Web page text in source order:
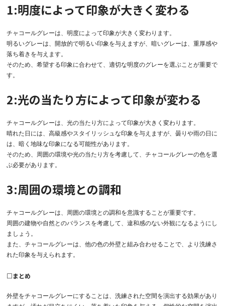
1:明度によって印象が大きく変わる
チャコールグレーは、明度によって印象が大きく変わります。
明るいグレーは、開放的で明るい印象を与えますが、暗いグレーは、重厚感や
落ち着きを与えます。
そのため、希望する印象に合わせて、適切な明度のグレーを選ぶことが重要で
す。
2:光の当たり方によって印象が変わる
チャコールグレーは、光の当たり方によって印象が大きく変わります。
晴れた日には、高級感やスタイリッシュな印象を与えますが、曇りや雨の日に
は、暗く地味な印象になる可能性があります。
そのため、周囲の環境や光の当たり方を考慮して、チャコールグレーの色を選
ぶ必要があります。
3:周囲の環境との調和
チャコールグレーは、周囲の環境との調和を意識することが重要です。
周囲の建物や自然とのバランスを考慮して、違和感のない外観になるようにし
ましょう。
また、チャコールグレーは、他の色の外壁と組み合わせることで、より洗練さ
れた印象を与えられます。
□まとめ
外壁をチャコールグレーにすることは、洗練された空間を演出する効果があり